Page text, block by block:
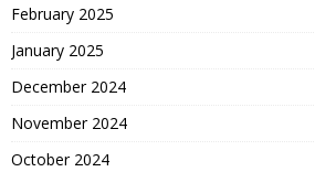
February 2025
January 2025
December 2024
November 2024
October 2024